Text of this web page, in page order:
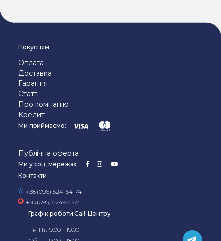
Покупцям
Оплата
Доставка
Гарантія
Статті
Про компанію
Кредит
Ми приймаємо:
Публічна оферта
Ми у соц. мережах:
Контакти
+38 (096) 524-54-74
+38 (095) 524-54-74
Графік роботи Call-Центру
Пн-Пт: 9:00 - 19:00